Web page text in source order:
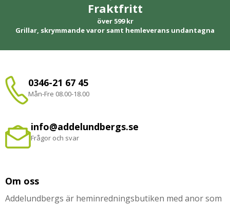
Fraktfritt
över 599 kr
Grillar, skrymmande varor samt hemleverans undantagna
0346-21 67 45
Mån-Fre 08.00-18.00
info@addelundbergs.se
Frågor och svar
Om oss
Addelundbergs är heminredningsbutiken med anor som